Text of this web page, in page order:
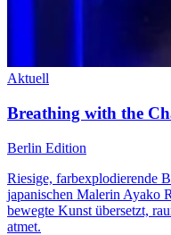
Aktuell
Breathing with the
Berlin Edition
Riesige, farbexplodierende
japanischen Malerin
bewegte Kunst übersetzt,
atmet.